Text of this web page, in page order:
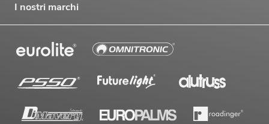
I nostri marchi